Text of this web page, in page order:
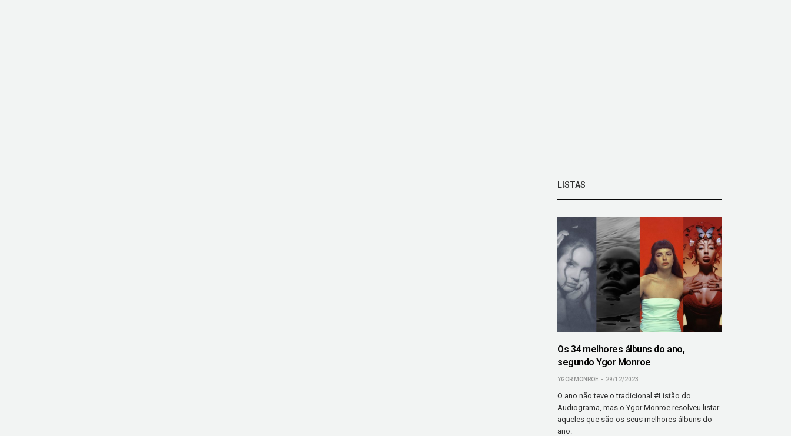
LISTAS
Os 34 melhores álbuns do ano,
segundo Ygor Monroe
YGOR MONROE 29/12/2023
O ano não teve o tradicional #Listão do
Audiograma, mas o Ygor Monroe resolveu listar
aqueles que são os seus melhores álbuns do
ano.